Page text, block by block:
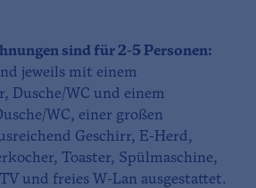
sind für 2-5 Personen:
jeweils mit einem
Dusche/WC und einem
WC, einer großen
Geschirr, E-Herd,
Toaster, Spülmaschine,
und freies W-Lan ausgestattet.